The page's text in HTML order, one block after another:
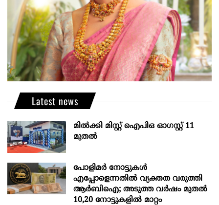
Latest news
മില്‍ക്കി മിസ്റ്റ്‌ ഐപിഒ ഓഗസ്റ്റ്‌ 11
മുതല്‍
പോളിമർ നോട്ടുകൾ
എപ്പോളെന്നതിൽ വ്യക്തത വരുത്തി
ആർബിഐ; അടുത്ത വർഷം മുതൽ
10,20 നോട്ടുകളിൽ മാറ്റം